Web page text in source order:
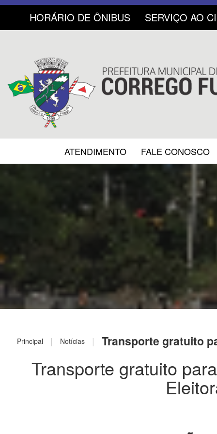
HORÁRIO DE ÔNIBUS SERVIÇO AO
ATENDIMENTO FALE CONOSCO
Principal | Notícias | Transporte gratuito
Transporte gratuito